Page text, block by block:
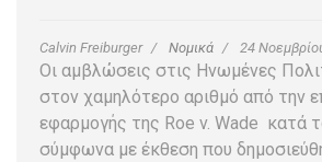
Calvin Freiburger Νομικά 24
Οι αμβλώσεις στις Ηνωμένες
στον χαμηλότερο αριθμό από την
εφαρμογής της Roe v. Wade κατά
σύμφωνα με έκθεση που